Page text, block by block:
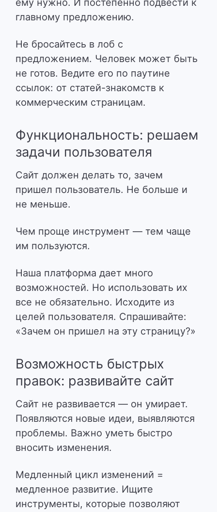
ему нужно. И постепенно подвести к
главному предложению.
Не бросайтесь в лоб с
предложением. Человек может быть
не готов. Ведите его по паутине
ссылок: от статей-знакомств к
коммерческим страницам.
Функциональность: решаем
задачи пользователя
Сайт должен делать то, зачем
пришел пользователь. Не больше и
не меньше.
Чем проще инструмент — тем чаще
им пользуются.
Наша платформа дает много
возможностей. Но использовать их
все не обязательно. Исходите из
целей пользователя. Спрашивайте:
«Зачем он пришел на эту страницу?»
Возможность быстрых
правок: развивайте сайт
Сайт не развивается — он умирает.
Появляются новые идеи, выявляются
проблемы. Важно уметь быстро
вносить изменения.
Медленный цикл изменений =
медленное развитие. Ищите
инструменты, которые позволяют